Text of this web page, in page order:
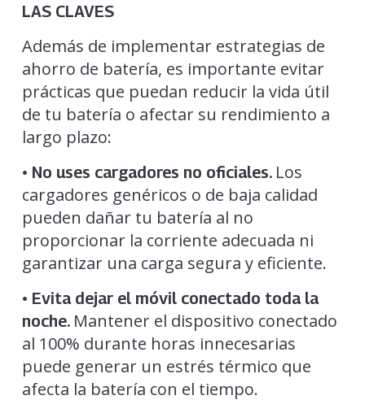
LAS CLAVES
Además de implementar estrategias de
ahorro de batería, es importante evitar
prácticas que puedan reducir la vida útil
de tu batería o afectar su rendimiento a
largo plazo:
• No uses cargadores no oficiales. Los
cargadores genéricos o de baja calidad
pueden dañar tu batería al no
proporcionar la corriente adecuada ni
garantizar una carga segura y eficiente.
• Evita dejar el móvil conectado toda la
noche. Mantener el dispositivo conectado
al 100% durante horas innecesarias
puede generar un estrés térmico que
afecta la batería con el tiempo.